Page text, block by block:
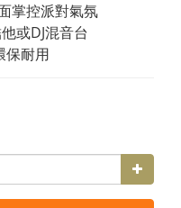
掌控派對氣氛
或DJ混音台
保耐用